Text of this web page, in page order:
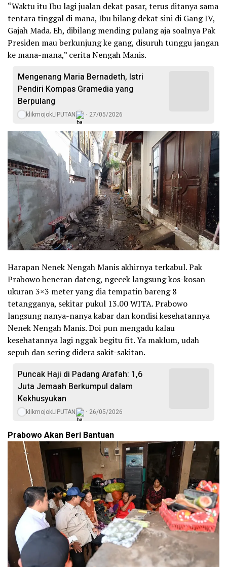
“Waktu itu Ibu lagi jualan dekat pasar, terus ditanya sama
tentara tinggal di mana, Ibu bilang dekat sini di Gang IV,
Gajah Mada. Eh, dibilang mending pulang aja soalnya Pak
Presiden mau berkunjung ke gang, disuruh tunggu jangan
ke mana-mana,” cerita Nengah Manis.
Mengenang Maria Bernadeth, Istri
Pendiri Kompas Gramedia yang
Berpulang
klikmojokLIPUTAN 27/05/2026
Harapan Nenek Nengah Manis akhirnya terkabul. Pak
Prabowo beneran dateng, ngecek langsung kos-kosan
ukuran 3×3 meter yang dia tempatin bareng 8
tetangganya, sekitar pukul 13.00 WITA. Prabowo
langsung nanya-nanya kabar dan kondisi kesehatannya
Nenek Nengah Manis. Doi pun mengadu kalau
kesehatannya lagi nggak begitu fit. Ya maklum, udah
sepuh dan sering didera sakit-sakitan.
Puncak Haji di Padang Arafah: 1,6
Juta Jemaah Berkumpul dalam
Kekhusyukan
klikmojokLIPUTAN 26/05/2026
Prabowo Akan Beri Bantuan